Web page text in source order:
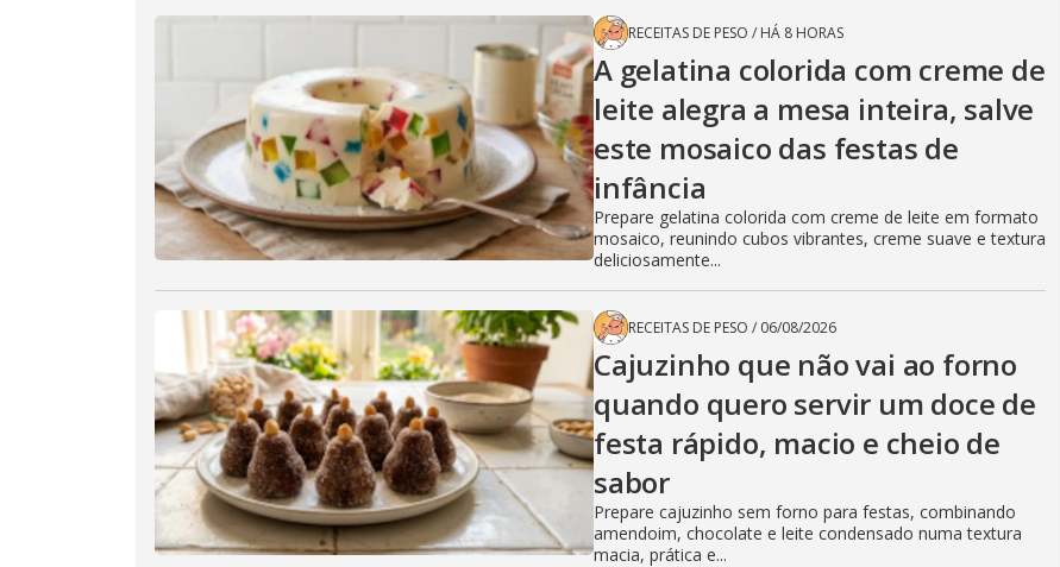
RECEITAS DE PESO / HÁ 8 HORAS
A gelatina colorida com creme de
leite alegra a mesa inteira, salve
este mosaico das festas de
infância
Prepare gelatina colorida com creme de leite em formato
mosaico, reunindo cubos vibrantes, creme suave e textura
deliciosamente...
RECEITAS DE PESO / 06/08/2026
Cajuzinho que não vai ao forno
quando quero servir um doce de
festa rápido, macio e cheio de
sabor
Prepare cajuzinho sem forno para festas, combinando
amendoim, chocolate e leite condensado numa textura
macia, prática e...